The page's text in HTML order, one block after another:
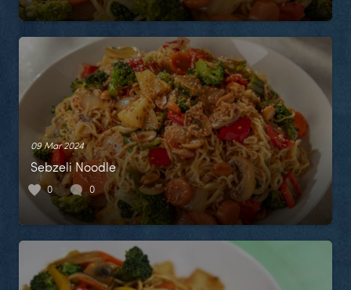
09 Mar 2024
Sebzeli Noodle
0 0